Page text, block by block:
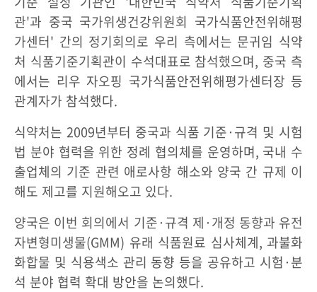
관'과 중국 국가위생건강위원회 국가식품안전위해평
가센터' 간의 정기회의로 우리 측에서는 문귀임 식약
처 식품기준기획관이 수석대표로 참석했으며, 중국 측
에서는 리우 자오핑 국가식품안전위해평가센터장 등
관계자가 참석했다.
식약처는 2009년부터 중국과 식품 기준·규격 및 시험
법 분야 협력을 위한 정례 협의체를 운영하며, 국내 수
출업체의 기준 관련 애로사항 해소와 양국 간 규제 이
해도 제고를 지원해오고 있다.
양국은 이번 회의에서 기준·규격 제·개정 동향과 유전
자변형미생물(GMM) 유래 식품원료 심사체계, 과불화
화합물 및 식용색소 관리 동향 등을 공유하고 시험·분
석 분야 협력 확대 방안을 논의했다.